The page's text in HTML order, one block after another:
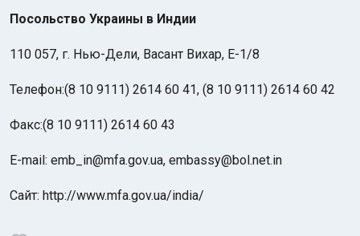
Посольство Украины в Индии
110 057, г. Нью-Дели, Васант Вихар, E-1/8
Телефон:(8 10 9111) 2614 60 41, (8 10 9111) 2614 60 42
Факс:(8 10 9111) 2614 60 43
E-mail: emb_in@mfa.gov.ua, embassy@bol.net.in
Сайт: http://www.mfa.gov.ua/india/